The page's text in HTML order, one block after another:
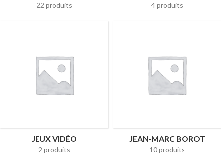
22 produits 4 produits
JEUX VIDÉO
2 produits
JEAN-MARC BOROT
10 produits